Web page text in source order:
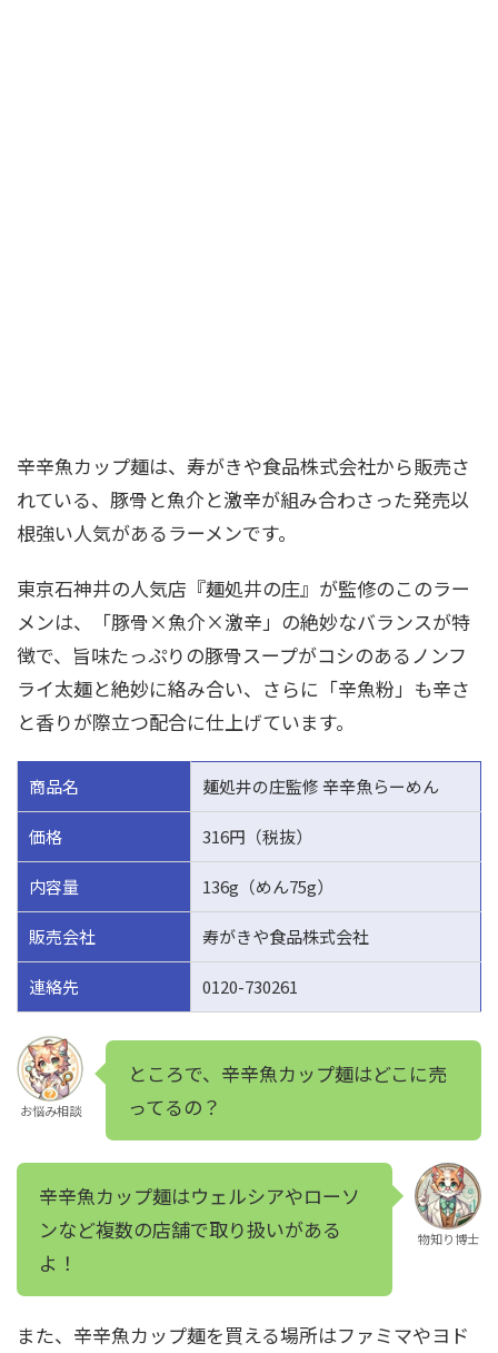
辛辛魚カップ麺は、寿がきや食品株式会社から販売さ
れている、豚骨と魚介と激辛が組み合わさった発売以
根強い人気があるラーメンです。
東京石神井の人気店『麺処井の庄』が監修のこのラー
メンは、「豚骨×魚介×激辛」の絶妙なバランスが特
徴で、旨味たっぷりの豚骨スープがコシのあるノンフ
ライ太麺と絶妙に絡み合い、さらに「辛魚粉」も辛さ
と香りが際立つ配合に仕上げています。
商品名 麺処井の庄監修 辛辛魚らーめん
価格 316円（税抜）
内容量 136g（めん75g）
販売会社 寿がきや食品株式会社
連絡先 0120-730261
お悩み相談
ところで、辛辛魚カップ麺はどこに売
ってるの？
辛辛魚カップ麺はウェルシアやローソ
ンなど複数の店舗で取り扱いがある
よ！
物知り博士
また、辛辛魚カップ麺を買える場所はファミマやヨド